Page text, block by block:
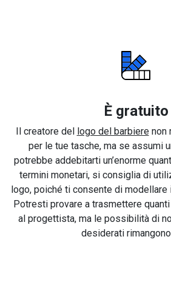
È gratuito
Il creatore del logo del barbierenon
per le tue tasche, ma se assumi
potrebbe addebitarti un’enorme
termini monetari, si consiglia di
logo, poiché ti consente di
Potresti provare a trasmettere
al progettista, ma le possibilità di
desiderati